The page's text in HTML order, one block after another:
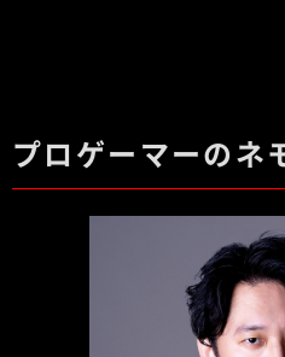
プロゲーマーのネ